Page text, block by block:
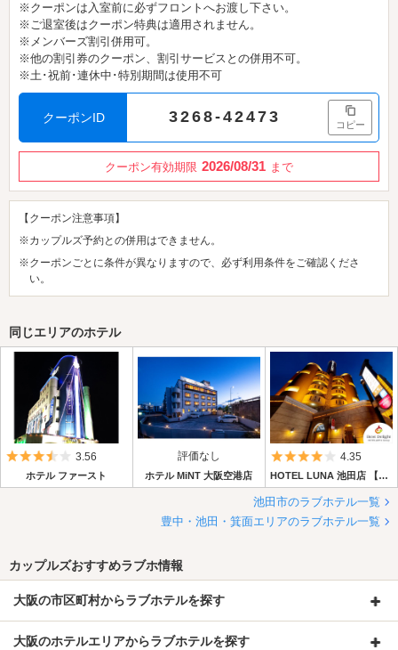
※クーポンは入室前に必ずフロントへお渡し下さい。
※ご退室後はクーポン特典は適用されません。
※メンバーズ割引併用可。
※他の割引券のクーポン、割引サービスとの併用不可。
※土･祝前･連休中･特別期間は使用不可
クーポンID 3268-42473 コピー
クーポン有効期限 2026/08/31 まで
【クーポン注意事項】
※カップルズ予約との併用はできません。
※クーポンごとに条件が異なりますので、必ず利用条件をご確認くださ
い。
同じエリアのホテル
5つ星のうち3.5
3.56
ホテル ファースト
評価なし
ホテル MiNT 大阪空港店
5つ星のうち4
4.35
HOTEL LUNA 池田店 【Best Delight Group】
池田市のラブホテル一覧
豊中・池田・箕面エリアのラブホテル一覧
カップルズおすすめラブホ情報
大阪の市区町村からラブホテルを探す
大阪のホテルエリアからラブホテルを探す